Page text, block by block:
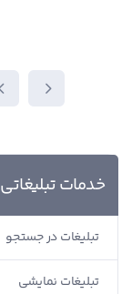
خدمات تبلیغاتی
تبلیغات در جستجو
تبلیغات نمایشی